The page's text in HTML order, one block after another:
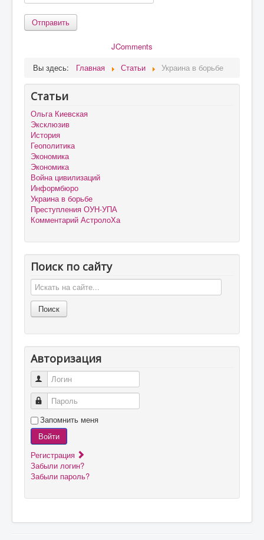
Отправить
JComments
Вы здесь:
Главная Статьи Украина в борьбе
Статьи
Ольга Киевская
Эксклюзив
История
Геополитика
Экономика
Экономика
Война цивилизаций
Информбюро
Украина в борьбе
Преступления ОУН-УПА
Комментарий АстролоХа
Поиск по сайту
Авторизация
Логин
Пароль
Запомнить меня
Войти
Регистрация
Забыли логин?
Забыли пароль?